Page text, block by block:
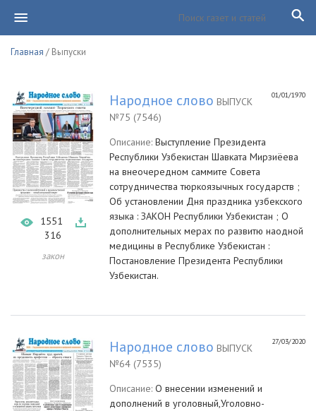
Главная / Выпуски
1551
316
закон
01/01/1970
Народное слово ВЫПУСК
№75 (7546)
Описание: Выступление Президента
Республики Узбекистан Шавката Мирзиёева
на внеочередном саммите Совета
сотрудничества тюркоязычных государств ;
Об установлении Дня праздника узбекского
языка : ЗАКОН Республики Узбекистан ; О
дополнительных мерах по развитю наодной
медицины в Республике Узбекистан :
Постановление Президента Республики
Узбекистан.
27/03/2020
Народное слово ВЫПУСК
№64 (7535)
Описание: О внесении изменений и
дополнений в уголовный,Уголовно-